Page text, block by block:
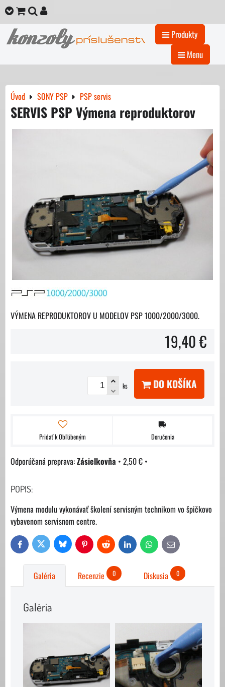
Produkty
Menu
Úvod SONY PSP PSP servis
SERVIS PSP Výmena reproduktorov
VÝMENA REPRODUKTOROV U MODELOV PSP 1000/2000/3000.
19,40 €
ks DO KOŠÍKA
Pridať k Obľúbeným Doručenia
Zásielkovňa • 2,50 € •
POPIS:
Výmena modulu vykonávať školení servisným technikom vo špičkovo
vybavenom servisnom centre.
FacebookTwitter Bluesky PinterestReddit LinkedIn WhatsAppE-
mail
Galéria Recenzie 0 Diskusia 0
Galéria